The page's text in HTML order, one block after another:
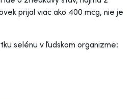
prijal viac ako 400 mcg, nie je
selénu v ľudskom organizme: